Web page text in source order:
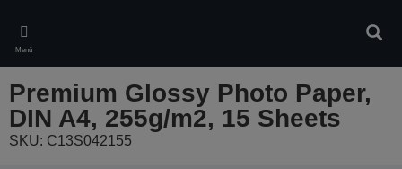
main
content
Menü
Premium Glossy Photo Paper,
DIN A4, 255g/m2, 15 Sheets
SKU: C13S042155